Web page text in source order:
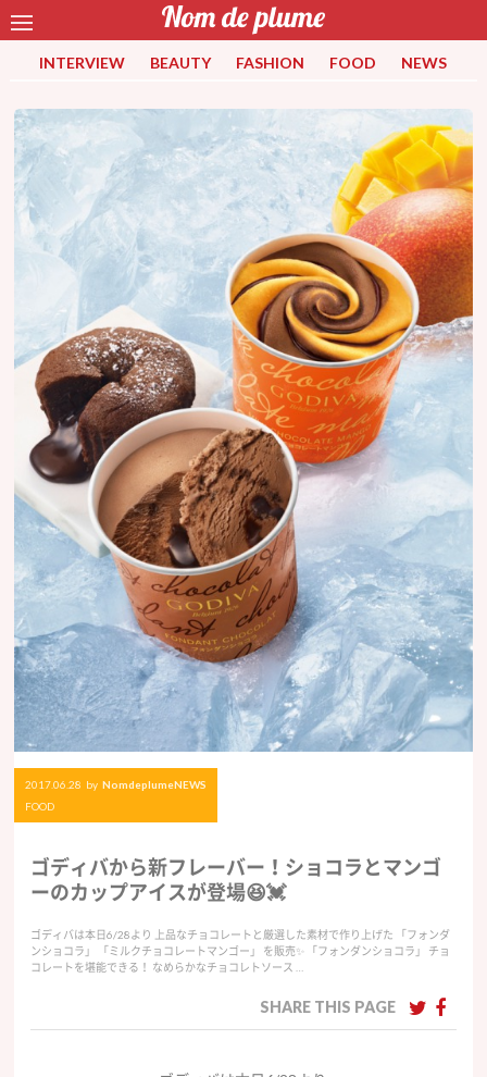
INTERVIEW BEAUTY FASHION FOOD NEWS
2017.06.28 by NomdeplumeNEWS
FOOD
ゴディバから新フレーバー！ショコラとマンゴ
ーのカップアイスが登場😆💓
ゴディバは本日6/28より 上品なチョコレートと厳選した素材で作り上げた 「フォンダ
ンショコラ」 「ミルクチョコレートマンゴー」 を販売✨ 「フォンダンショコラ」 チョ
コレートを堪能できる！ なめらかなチョコレトソース …
SHARE THIS PAGE